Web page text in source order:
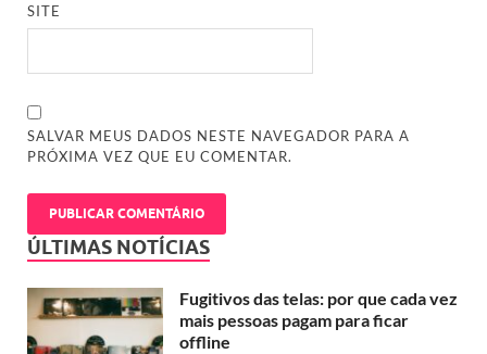
SITE
SALVAR MEUS DADOS NESTE NAVEGADOR PARA A
PRÓXIMA VEZ QUE EU COMENTAR.
ÚLTIMAS NOTÍCIAS
Fugitivos das telas: por que cada vez
mais pessoas pagam para ficar
offline